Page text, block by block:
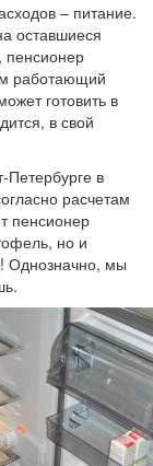
– питание.
оставшиеся
пенсионер
работающий
готовить в
в свой
Петербурге в
расчетам
пенсионер
но и
Однозначно, мы